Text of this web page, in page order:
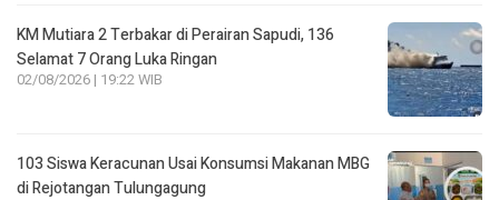
KM Mutiara 2 Terbakar di Perairan Sapudi, 136
Selamat 7 Orang Luka Ringan
02/08/2026 | 19:22 WIB
103 Siswa Keracunan Usai Konsumsi Makanan MBG
di Rejotangan Tulungagung